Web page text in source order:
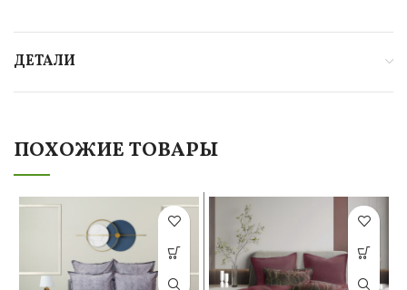
ДЕТАЛИ
ПОХОЖИЕ ТОВАРЫ